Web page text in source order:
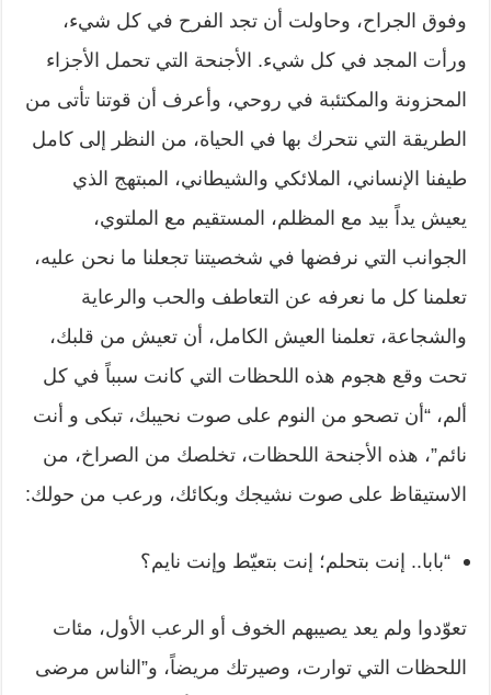
وفوق الجراح، وحاولت أن تجد الفرح في كل شيء،
ورأت المجد في كل شيء. الأجنحة التي تحمل الأجزاء
المحزونة والمكتئبة في روحي، وأعرف أن قوتنا تأتى من
الطريقة التي نتحرك بها في الحياة، من النظر إلى كامل
طيفنا الإنساني، الملائكي والشيطاني، المبتهج الذي
يعيش يداً بيد مع المظلم، المستقيم مع الملتوي،
الجوانب التي نرفضها في شخصيتنا تجعلنا ما نحن عليه،
تعلمنا كل ما نعرفه عن التعاطف والحب والرعاية
والشجاعة، تعلمنا العيش الكامل، أن تعيش من قلبك،
تحت وقع هجوم هذه اللحظات التي كانت سبباً في كل
ألم، “أن تصحو من النوم على صوت نحيبك، تبكى و أنت
نائم”، هذه الأجنحة اللحظات، تخلصك من الصراخ، من
الاستيقاظ على صوت نشيجك وبكائك، ورعب من حولك:
“بابا.. إنت بتحلم؛ إنت بتعيّط وإنت نايم؟
تعوّدوا ولم يعد يصيبهم الخوف أو الرعب الأول، مئات
اللحظات التي توارت، وصيرتك مريضاً، و”الناس مرضى